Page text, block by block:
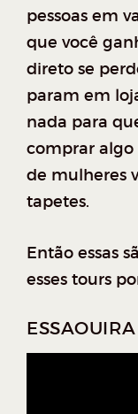
pessoas em
que você
direto se
param em
nada para
comprar algo
de mulheres
tapetes.
Então essas
esses tours
ESSAOUIRA